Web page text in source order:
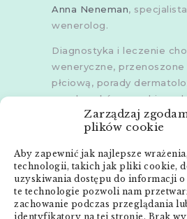
Zarządzaj
plików cookie
Aby zapewnić jak najlepsze
technologii, takich jak pliki cookie,
uzyskiwania dostępu do informacji
te technologie pozwoli nam
zachowanie podczas przeglądania
identyfikatory na tej stronie. Brak
Anna Neneman,
wenerolog.
Diagnostyka i leczenie
weneryczne, przenoszone
płciową, porady
zapalne skóry, grzybice,
dermoskopia, trichoskopia,
dzieci.
Gabinety wPoznaniu,
Złotowska,Skórzewie,
WielkopolskiejiŚremie